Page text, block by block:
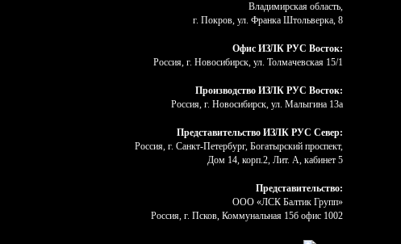
Владимирская область,
г. Покров, ул. Франка Штольверка, 8
Офис ИЗЛК РУС Восток:
Россия, г. Новосибирск, ул. Толмачевская 15/1
Производство ИЗЛК РУС Восток:
Россия, г. Новосибирск, ул. Малыгина 13а
Представительство ИЗЛК РУС Север:
Россия, г. Санкт-Петербург, Богатырский проспект,
Дом 14, корп.2, Лит. А, кабинет 5
Представительство:
ООО «ЛСК Балтик Групп»
Россия, г. Псков, Коммунальная 15б офис 1002